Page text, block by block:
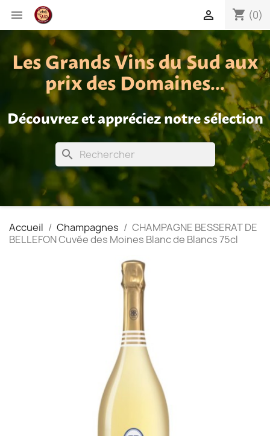
 shopping_cart (0)

Les Grands Vins du Sud aux
prix des Domaines...
Découvrez et appréciez notre sélection
search
Accueil Champagnes
CHAMPAGNE BESSERAT DE
BELLEFON Cuvée des Moines Blanc de Blancs 75cl